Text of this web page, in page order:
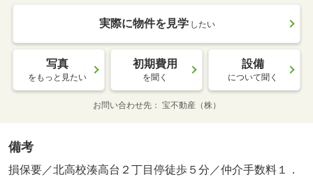
実際に物件を見学 したい
写真
をもっと見たい
初期費用
を聞く
設備
について聞く
お問い合わせ先 宝不動産（株）
備考
損保要／北高校湊高台２丁目停徒歩５分／仲介手数料１．